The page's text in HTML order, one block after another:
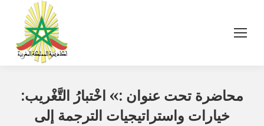
محاضرة تحت عنوان :» اخْتبارُ التَّغْريب:
خيارات واستراتيجيات الترجمة إلى